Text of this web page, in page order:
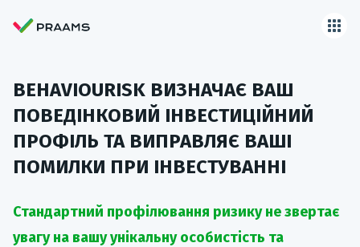
BEHAVIOURISK ВИЗНАЧАЄ ВАШ
ПОВЕДІНКОВИЙ ІНВЕСТИЦІЙНИЙ
ПРОФІЛЬ ТА ВИПРАВЛЯЄ ВАШІ
ПОМИЛКИ ПРИ ІНВЕСТУВАННІ
Стандартний профілювання ризику не звертає
увагу на вашу унікальну особистість та